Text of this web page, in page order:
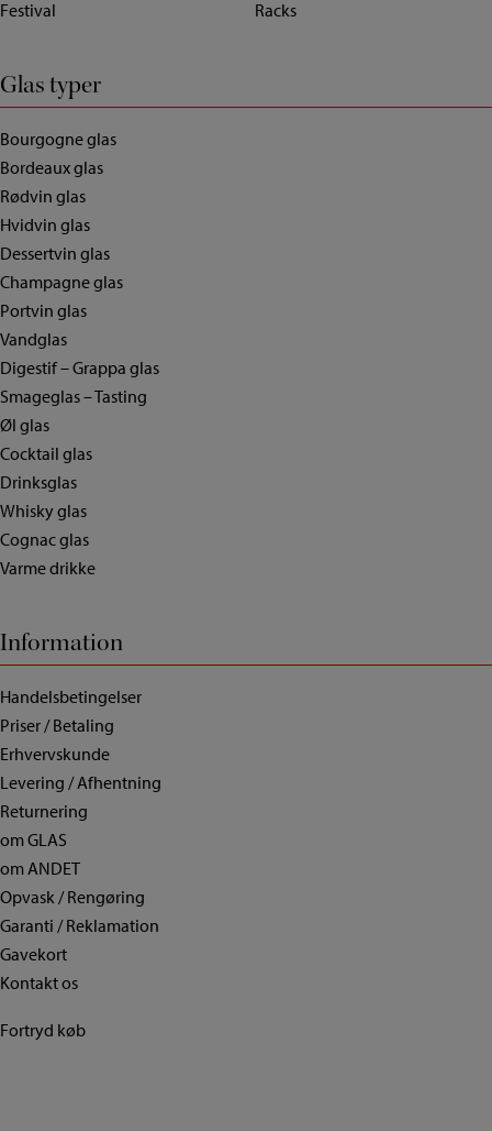
Festival
Racks
Glas typer
Bourgogne glas
Bordeaux glas
Rødvin glas
Hvidvin glas
Dessertvin glas
Champagne glas
Portvin glas
Vandglas
Digestif – Grappa glas
Smageglas – Tasting
Øl glas
Cocktail glas
Drinksglas
Whisky glas
Cognac glas
Varme drikke
Information
Handelsbetingelser
Priser / Betaling
Erhvervskunde
Levering / Afhentning
Returnering
om GLAS
om ANDET
Opvask / Rengøring
Garanti / Reklamation
Gavekort
Kontakt os
Fortryd køb